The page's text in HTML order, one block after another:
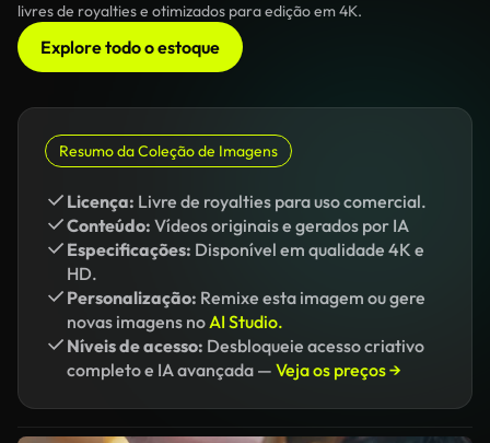
livres de royalties e otimizados para edição em 4K.
Explore todo o estoque
Resumo da Coleção de Imagens
Licença: Livre de royalties para uso comercial.
Conteúdo: Vídeos originais e gerados por IA
Especificações: Disponível em qualidade 4K e
HD.
Personalização: Remixe esta imagem ou gere
novas imagens noAI Studio.
Níveis de acesso: Desbloqueie acesso criativo
completo e IA avançada — Veja os preços →